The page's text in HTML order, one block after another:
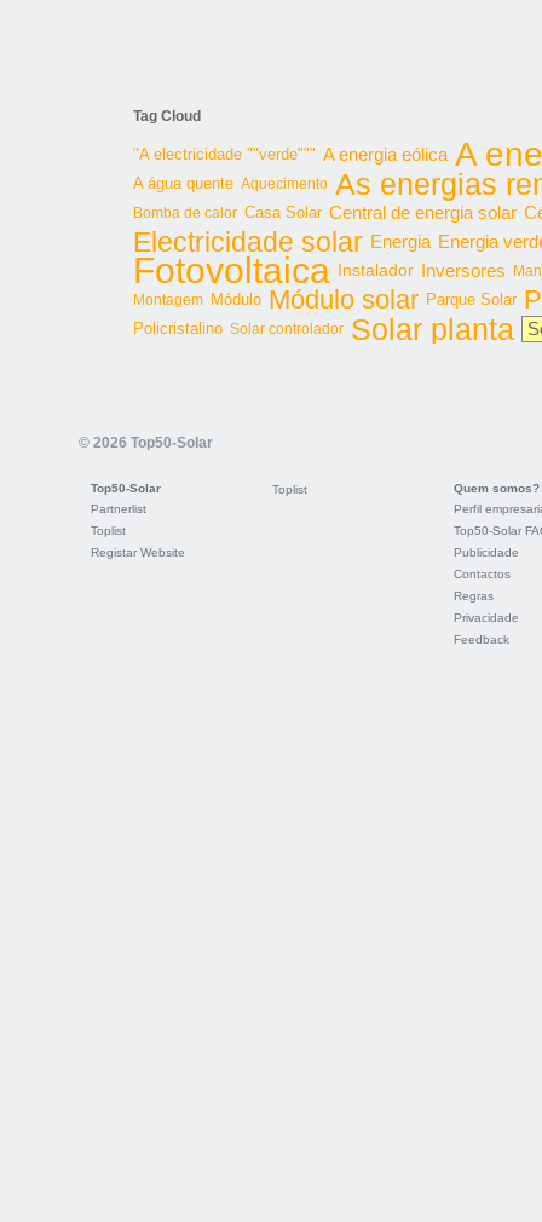
Tag Cloud
"A electricidade ""verde""" A energia eólica A
A água quente Aquecimento As energias
Bomba de calor Casa Solar Central de energia solar
Electricidade solar Energia Energia
Fotovoltaica Instalador Inversores
Montagem Módulo Módulo solar Parque Solar
Policristalino Solar controlador Solar planta
© 2026 Top50-Solar
Top50-Solar
Partnerlist
Toplist
Registar Website
Toplist
Quem somos?
Perfil
Top50-Solar
Publicidade
Contactos
Regras
Privacidade
Feedback